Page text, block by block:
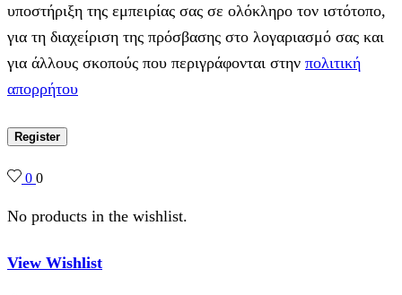
υποστήριξη της εμπειρίας σας σε ολόκληρο τον ιστότοπο,
για τη διαχείριση της πρόσβασης στο λογαριασμό σας και
για άλλους σκοπούς που περιγράφονται στην πολιτική
απορρήτου
Register
0 0
No products in the wishlist.
View Wishlist